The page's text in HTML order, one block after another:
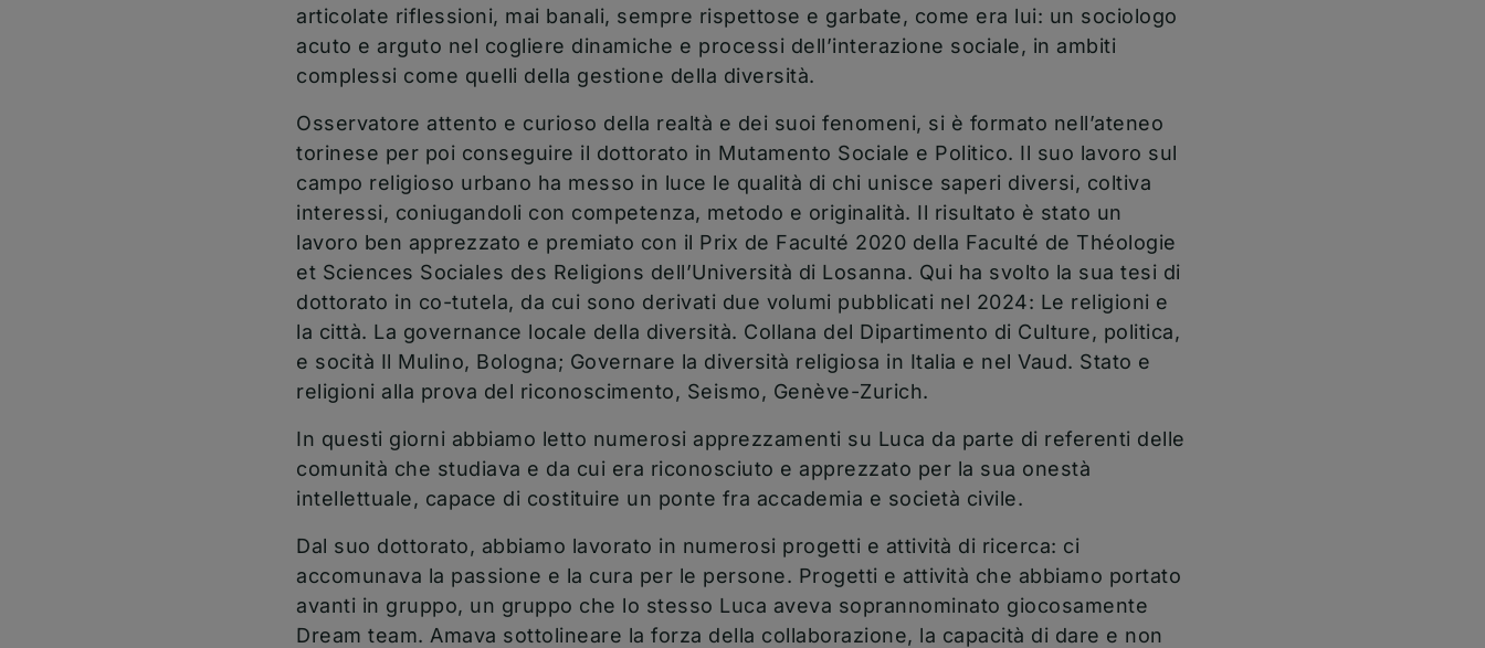
articolate riflessioni, mai banali, sempre rispettose e garbate, come era lui: un sociologo
acuto e arguto nel cogliere dinamiche e processi dell’interazione sociale, in ambiti
complessi come quelli della gestione della diversità.
Osservatore attento e curioso della realtà e dei suoi fenomeni, si è formato nell’ateneo
torinese per poi conseguire il dottorato in Mutamento Sociale e Politico. Il suo lavoro sul
campo religioso urbano ha messo in luce le qualità di chi unisce saperi diversi, coltiva
interessi, coniugandoli con competenza, metodo e originalità. Il risultato è stato un
lavoro ben apprezzato e premiato con il Prix de Faculté 2020 della Faculté de Théologie
et Sciences Sociales des Religions dell’Università di Losanna. Qui ha svolto la sua tesi di
dottorato in co-tutela, da cui sono derivati due volumi pubblicati nel 2024: Le religioni e
la città. La governance locale della diversità. Collana del Dipartimento di Culture, politica,
e socità Il Mulino, Bologna; Governare la diversità religiosa in Italia e nel Vaud. Stato e
religioni alla prova del riconoscimento, Seismo, Genève-Zurich.
In questi giorni abbiamo letto numerosi apprezzamenti su Luca da parte di referenti delle
comunità che studiava e da cui era riconosciuto e apprezzato per la sua onestà
intellettuale, capace di costituire un ponte fra accademia e società civile.
Dal suo dottorato, abbiamo lavorato in numerosi progetti e attività di ricerca: ci
accomunava la passione e la cura per le persone. Progetti e attività che abbiamo portato
avanti in gruppo, un gruppo che lo stesso Luca aveva soprannominato giocosamente
Dream team. Amava sottolineare la forza della collaborazione, la capacità di dare e non